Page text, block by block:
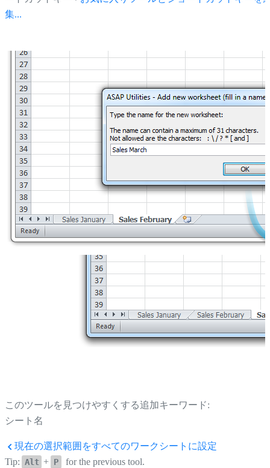
集...
このツールを見つけやすくする追加キーワード:
シート名
現在の選択範囲をすべてのワークシートに設定
Tip: Alt + P for the previous tool.